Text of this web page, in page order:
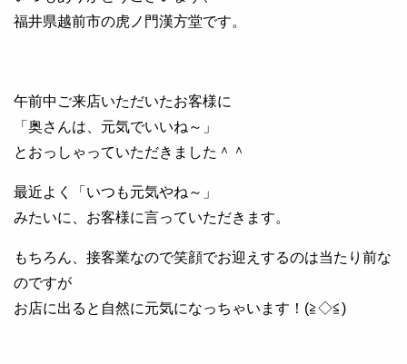
福井県越前市の虎ノ門漢方堂です。
午前中ご来店いただいたお客様に
「奥さんは、元気でいいね～」
とおっしゃっていただきました＾＾
最近よく「いつも元気やね～」
みたいに、お客様に言っていただきます。
もちろん、接客業なので笑顔でお迎えするのは当たり前な
のですが
お店に出ると自然に元気になっちゃいます！(≧◇≦)